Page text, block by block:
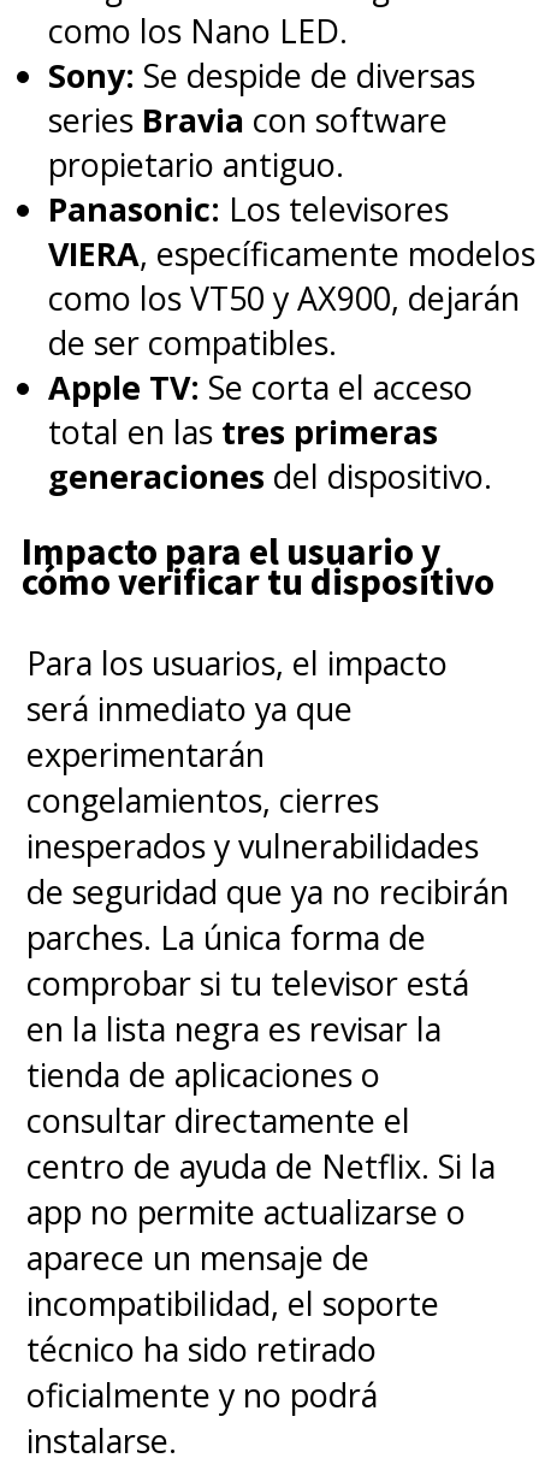
como los Nano LED.
Sony: Se despide de diversas
series Bravia con software
propietario antiguo.
Panasonic: Los televisores
VIERA, específicamente modelos
como los VT50 y AX900, dejarán
de ser compatibles.
Apple TV: Se corta el acceso
total en las tres primeras
generaciones del dispositivo.
Impacto para el usuario y
cómo verificar tu dispositivo
Para los usuarios, el impacto
será inmediato ya que
experimentarán
congelamientos, cierres
inesperados y vulnerabilidades
de seguridad que ya no recibirán
parches. La única forma de
comprobar si tu televisor está
en la lista negra es revisar la
tienda de aplicaciones o
consultar directamente el
centro de ayuda de Netflix. Si la
app no permite actualizarse o
aparece un mensaje de
incompatibilidad, el soporte
técnico ha sido retirado
oficialmente y no podrá
instalarse.